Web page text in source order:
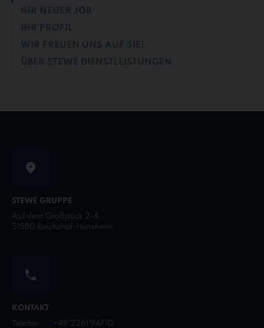
STEWE GRUPPE
Auf dem Großstück 2-4
51580 Reichshof-Hunsheim
KONTAKT
Telefon:
+49 2261 94710